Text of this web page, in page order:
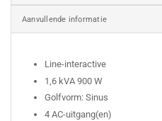
Aanvullende informatie
Line-interactive
1,6 kVA 900 W
Golfvorm: Sinus
4 AC-uitgang(en)